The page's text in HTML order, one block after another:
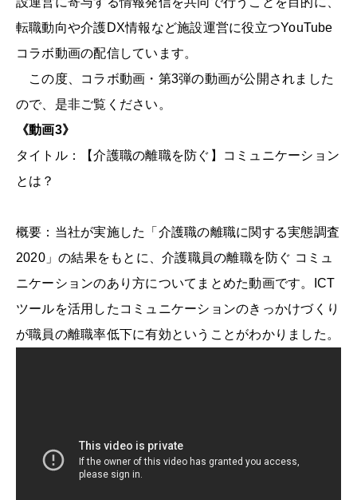
転職動向や介護DX情報など施設運営に役立つYouTube
コラボ動画の配信しています。
この度、コラボ動画・第3弾の動画が公開されました
ので、是非ご覧ください。
《動画3》
タイトル：【介護職の離職を防ぐ】コミュニケーション
とは？
概要：当社が実施した「介護職の離職に関する実態調査
2020」の結果をもとに、介護職員の離職を防ぐ コミュ
ニケーションのあり方についてまとめた動画です。ICT
ツールを活用したコミュニケーションのきっかけづくり
が職員の離職率低下に有効ということがわかりました。